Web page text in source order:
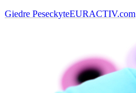
Giedre PeseckyteEURACTIV.com